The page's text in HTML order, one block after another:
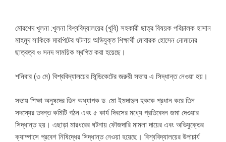
মোরশেদ খুলনা :খুলনা বিশ্ববিদ্যালয়ের (খুবি) সহকারী ছাত্র বিষয়ক পরিচালক হাসান
মাহমুদ সাকিকে মারপিটের ঘটনায় অভিযুক্ত শিক্ষার্থী মোবারক হোসেন নোমানের
ছাত্রত্ব ও সনদ সাময়িক স্থগিত করা হয়েছে।
শনিবার (৩ মে) বিশ্ববিদ্যালয়ের সিন্ডিকেটের জরুরী সভায় এ সিদ্ধান্ত নেওয়া হয়।
সভায় শিক্ষা অনুষদের ডিন অধ্যাপক ড. মো ইমদাদুল হককে প্রধান করে তিন
সদস্যের তদন্ত কমিটি গঠন এবং ৫ কার্য দিবসের মধ্যে প্রতিবেদন জমা দেওয়ার
সিদ্ধান্ত হয়। এছাড়া মারধরের ঘটনায় ফৌজদারি মামলা দায়ের এবং অভিযুক্তের
ক্যাম্পাসে প্রবেশ নিষিদ্ধের সিদ্ধান্ত নেওয়া হয়েছে। বিশ্ববিদ্যালয়ের উপাচার্য